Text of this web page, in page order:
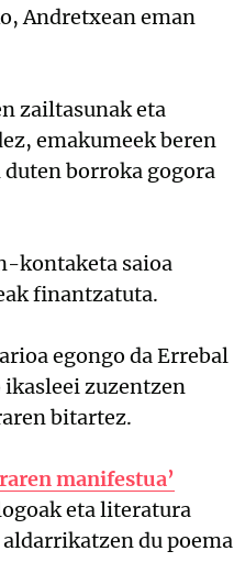
Andretxean eman
zailtasunak eta
emakumeek beren
borroka gogora
kontaketa saioa
finantzatuta.
egongo da Errebal
ikasleei zuzentzen
bitartez.
manifestua’
eta literatura
du poema